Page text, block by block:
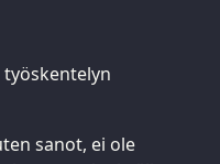
työskentelyn
sanot, ei ole